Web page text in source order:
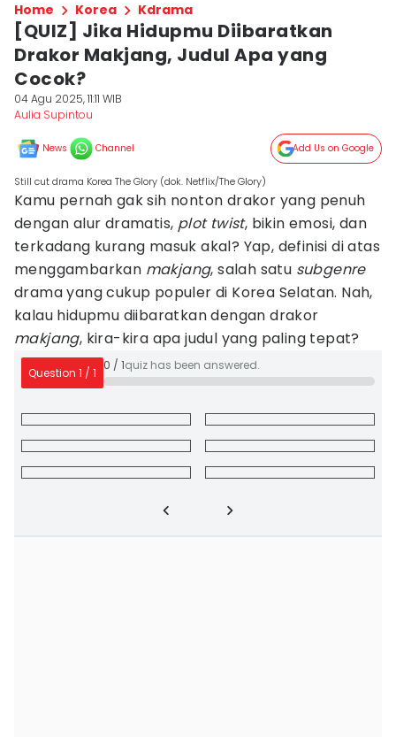
Home Korea Kdrama
[QUIZ] Jika Hidupmu Diibaratkan
Drakor Makjang, Judul Apa yang
Cocok?
04 Agu 2025, 11:11 WIB
Aulia Supintou
News Channel Add Us on Google
Still cut drama Korea The Glory (dok. Netflix/The Glory)
Kamu pernah gak sih nonton drakor yang penuh
dengan alur dramatis, plot twist, bikin emosi, dan
terkadang kurang masuk akal? Yap, definisi di atas
menggambarkan makjang, salah satu subgenre
drama yang cukup populer di Korea Selatan. Nah,
kalau hidupmu diibaratkan dengan drakor
makjang, kira-kira apa judul yang paling tepat?
Question 1 / 1
0 / 1quiz has been answered.